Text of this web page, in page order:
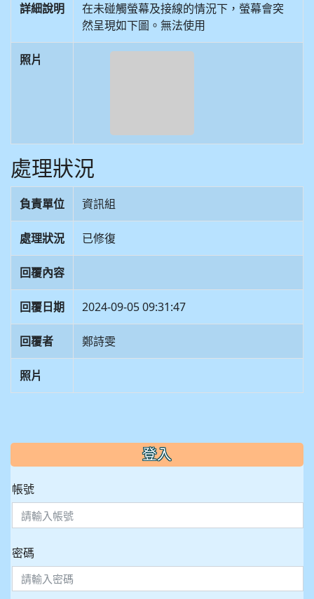
詳細說明
在未碰觸螢幕及接線的情況下，螢幕會突
然呈現如下圖。無法使用
照片
處理狀況
負責單位 資訊組
處理狀況 已修復
回覆內容
回覆日期 2024-09-05 09:31:47
回覆者 鄭詩雯
照片
::: 登入
帳號
密碼